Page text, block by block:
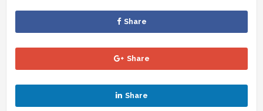
Share
Share
Share